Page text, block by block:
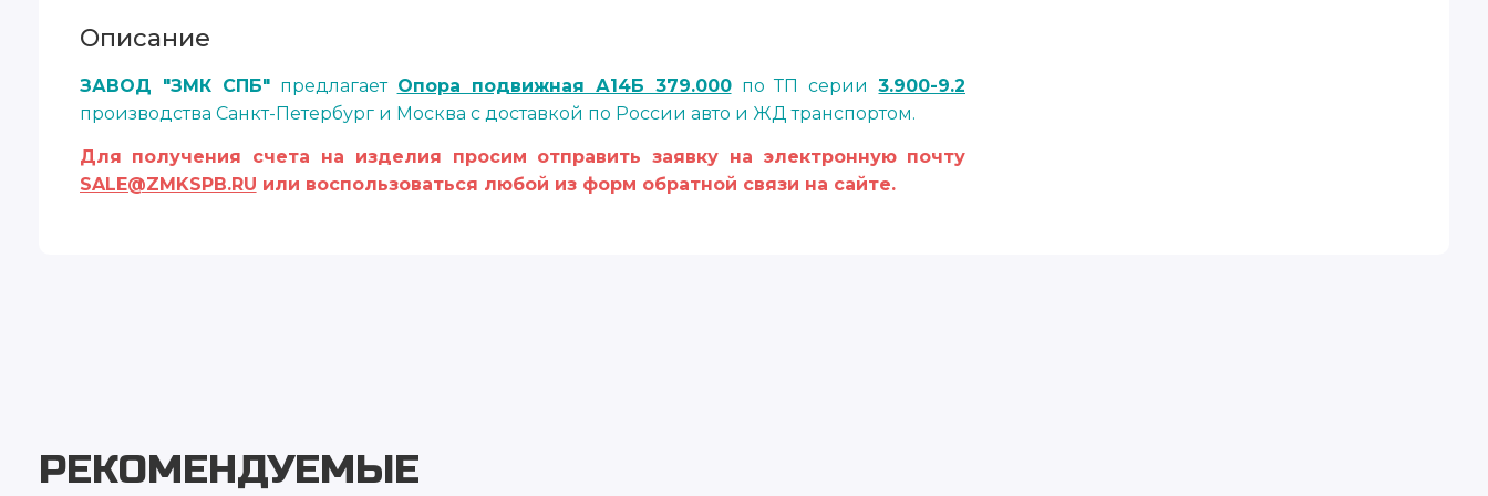
Описание
ЗАВОД "ЗМК СПБ"предлагает Опора подвижная А14Б 379.000по ТП серии3.900-9.2
производства Санкт-Петербург и Москва с доставкой по России авто и ЖД транспортом.
Для получения счета на изделия просим отправить заявку на электронную почту
SALE@ZMKSPB.RU или воспользоваться любой из форм обратной связи на сайте.
РЕКОМЕНДУЕМЫЕ